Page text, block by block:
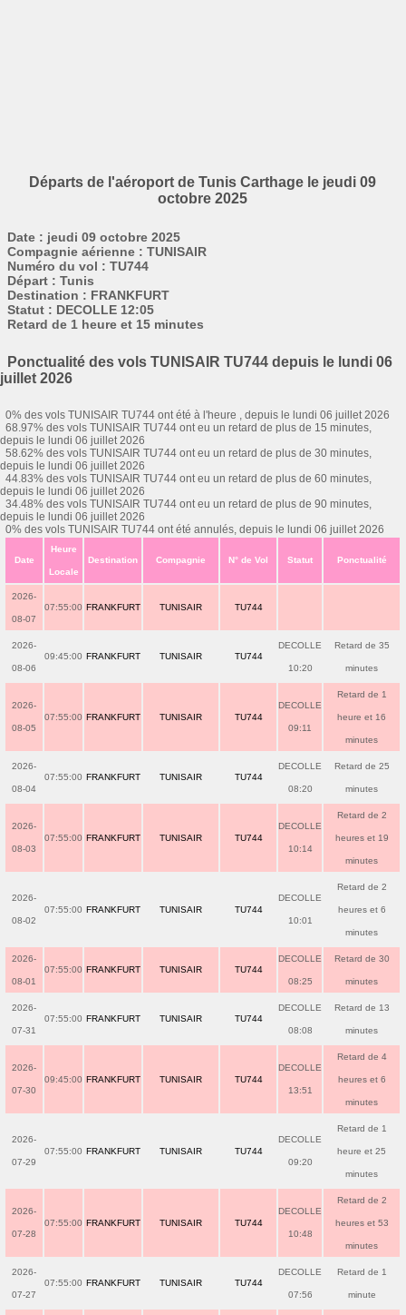
Départs de l'aéroport de Tunis Carthage le jeudi 09
octobre 2025
Date : jeudi 09 octobre 2025
Compagnie aérienne : TUNISAIR
Numéro du vol : TU744
Départ : Tunis
Destination : FRANKFURT
Statut : DECOLLE 12:05
Retard de 1 heure et 15 minutes
Ponctualité des vols TUNISAIR TU744 depuis le lundi 06
juillet 2026
0% des vols TUNISAIR TU744 ont été à l'heure , depuis le lundi 06 juillet 2026
68.97% des vols TUNISAIR TU744 ont eu un retard de plus de 15 minutes,
depuis le lundi 06 juillet 2026
58.62% des vols TUNISAIR TU744 ont eu un retard de plus de 30 minutes,
depuis le lundi 06 juillet 2026
44.83% des vols TUNISAIR TU744 ont eu un retard de plus de 60 minutes,
depuis le lundi 06 juillet 2026
34.48% des vols TUNISAIR TU744 ont eu un retard de plus de 90 minutes,
depuis le lundi 06 juillet 2026
0% des vols TUNISAIR TU744 ont été annulés, depuis le lundi 06 juillet 2026
Date
Heure
Locale
Destination Compagnie N° de Vol Statut Ponctualité
2026-
08-07
07:55:00 FRANKFURT TUNISAIR TU744
2026-
08-06
09:45:00 FRANKFURT TUNISAIR TU744
DECOLLE
10:20
Retard de 35
minutes
2026-
08-05
07:55:00 FRANKFURT TUNISAIR TU744
DECOLLE
09:11
Retard de 1
heure et 16
minutes
2026-
08-04
07:55:00 FRANKFURT TUNISAIR TU744
DECOLLE
08:20
Retard de 25
minutes
2026-
08-03
07:55:00 FRANKFURT TUNISAIR TU744
DECOLLE
10:14
Retard de 2
heures et 19
minutes
2026-
08-02
07:55:00 FRANKFURT TUNISAIR TU744
DECOLLE
10:01
Retard de 2
heures et 6
minutes
2026-
08-01
07:55:00 FRANKFURT TUNISAIR TU744
DECOLLE
08:25
Retard de 30
minutes
2026-
07-31
07:55:00 FRANKFURT TUNISAIR TU744
DECOLLE
08:08
Retard de 13
minutes
2026-
07-30
09:45:00 FRANKFURT TUNISAIR TU744
DECOLLE
13:51
Retard de 4
heures et 6
minutes
2026-
07-29
07:55:00 FRANKFURT TUNISAIR TU744
DECOLLE
09:20
Retard de 1
heure et 25
minutes
2026-
07-28
07:55:00 FRANKFURT TUNISAIR TU744
DECOLLE
10:48
Retard de 2
heures et 53
minutes
2026-
07-27
07:55:00 FRANKFURT TUNISAIR TU744
DECOLLE
07:56
Retard de 1
minute